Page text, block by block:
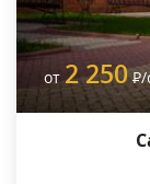
от 2 250 Р/